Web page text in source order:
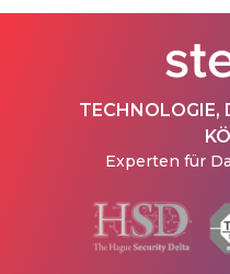
TECHNOLOGIE,
Experten für